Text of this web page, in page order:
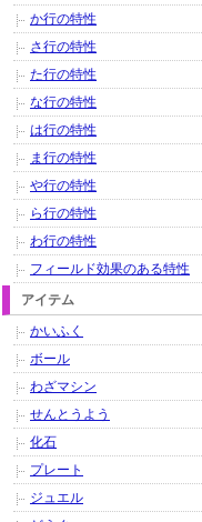
か行の特性
さ行の特性
た行の特性
な行の特性
は行の特性
ま行の特性
や行の特性
ら行の特性
わ行の特性
フィールド効果のある特性
アイテム
かいふく
ボール
わざマシン
せんとうよう
化石
プレート
ジュエル